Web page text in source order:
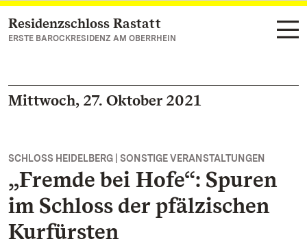
Zum Hauptinhalt springen
Residenzschloss Rastatt
ERSTE BAROCKRESIDENZ AM OBERRHEIN
Mittwoch, 27. Oktober 2021
SCHLOSS HEIDELBERG | SONSTIGE VERANSTALTUNGEN
„Fremde bei Hofe“: Spuren
im Schloss der pfälzischen
Kurfürsten